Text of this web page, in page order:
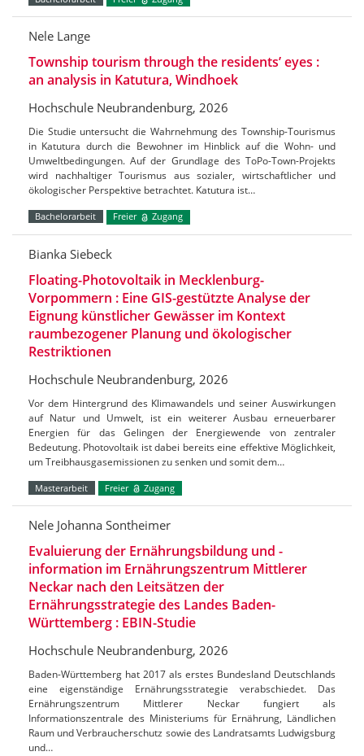
Nele Lange
Township tourism through the residents’ eyes :
an analysis in Katutura, Windhoek
Hochschule Neubrandenburg, 2026
Die Studie untersucht die Wahrnehmung des Township-Tourismus
in Katutura durch die Bewohner im Hinblick auf die Wohn- und
Umweltbedingungen. Auf der Grundlage des ToPo-Town-Projekts
wird nachhaltiger Tourismus aus sozialer, wirtschaftlicher und
ökologischer Perspektive betrachtet. Katutura ist…
Bachelorarbeit Freier Zugang
Bianka Siebeck
Floating-Photovoltaik in Mecklenburg-
Vorpommern : Eine GIS-gestützte Analyse der
Eignung künstlicher Gewässer im Kontext
raumbezogener Planung und ökologischer
Restriktionen
Hochschule Neubrandenburg, 2026
Vor dem Hintergrund des Klimawandels und seiner Auswirkungen
auf Natur und Umwelt, ist ein weiterer Ausbau erneuerbarer
Energien für das Gelingen der Energiewende von zentraler
Bedeutung. Photovoltaik ist dabei bereits eine effektive Möglichkeit,
um Treibhausgasemissionen zu senken und somit dem…
Masterarbeit Freier Zugang
Nele Johanna Sontheimer
Evaluierung der Ernährungsbildung und -
information im Ernährungszentrum Mittlerer
Neckar nach den Leitsätzen der
Ernährungsstrategie des Landes Baden-
Württemberg : EBIN-Studie
Hochschule Neubrandenburg, 2026
Baden-Württemberg hat 2017 als erstes Bundesland Deutschlands
eine eigenständige Ernährungsstrategie verabschiedet. Das
Ernährungszentrum Mittlerer Neckar fungiert als
Informationszentrale des Ministeriums für Ernährung, Ländlichen
Raum und Verbraucherschutz sowie des Landratsamts Ludwigsburg
und…